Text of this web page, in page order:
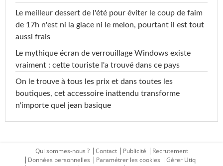
Le meilleur dessert de l'été pour éviter le coup de faim
de 17h n'est ni la glace ni le melon, pourtant il est tout
aussi frais
Le mythique écran de verrouillage Windows existe
vraiment : cette touriste l'a trouvé dans ce pays
On le trouve à tous les prix et dans toutes les
boutiques, cet accessoire inattendu transforme
n'importe quel jean basique
Qui sommes-nous ? Contact Publicité
Recrutement
Données personnelles
Paramétrer les cookies
Gérer Utiq